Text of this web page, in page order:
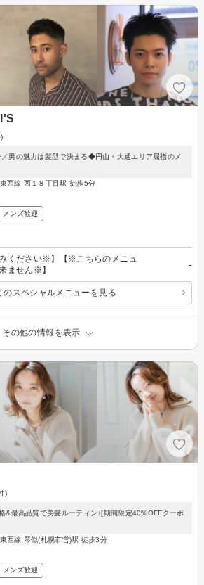
男の魅力は髪型で決まる◆円山・大通エリア屈指のメ
西線 西１８丁目駅 徒歩5分
メンズ歓迎
ください※】【※こちらのメニュ
ません※】
-
のスペシャルメニューを見る
その他の情報を表示
)
&最高品質で美髪ルーティン♪[期間限定40%OFFクーポ
西線 琴似(札幌市営)駅 徒歩3分
メンズ歓迎